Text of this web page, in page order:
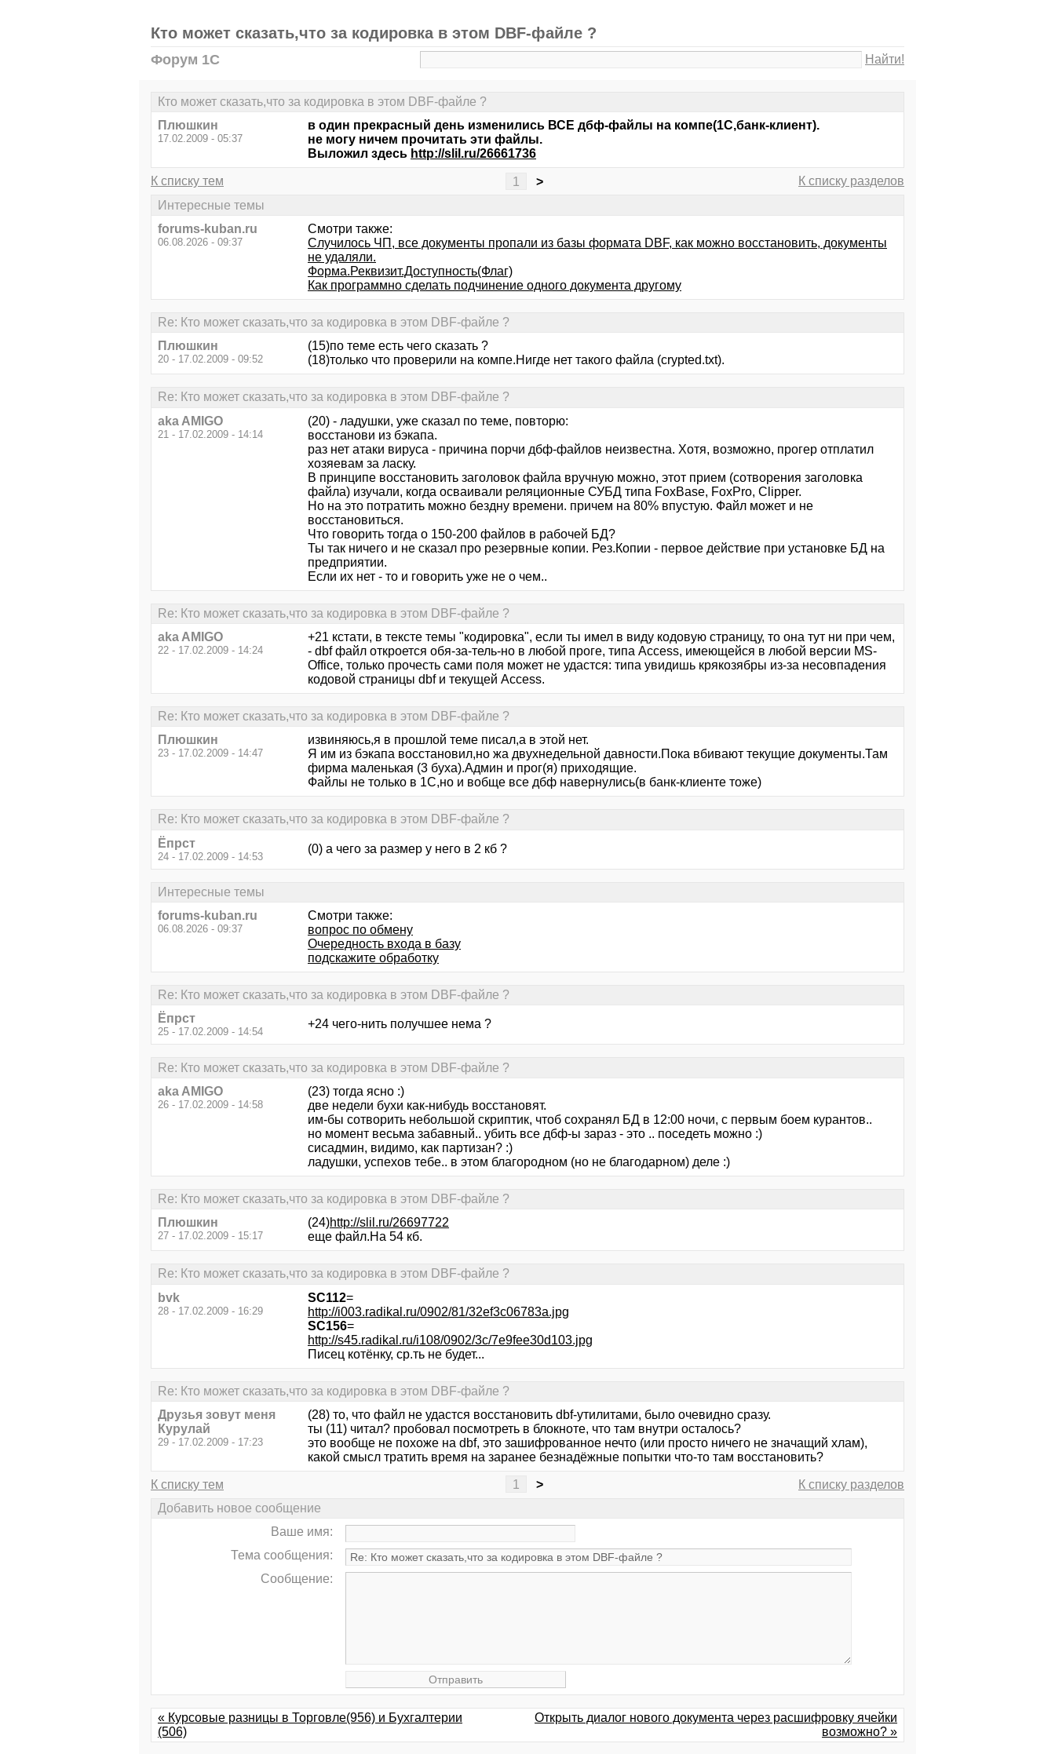
Кто может сказать,что за кодировка в этом DBF-файле ?
Форум 1С Найти!
Кто может сказать,что за кодировка в этом DBF-файле ?
Плюшкин
17.02.2009 - 05:37
в один прекрасный день изменились ВСЕ дбф-файлы на компе(1С,банк-клиент).
не могу ничем прочитать эти файлы.
Выложил здесь http://slil.ru/26661736
К списку тем 1 >
К списку разделов
Интересные темы
forums-kuban.ru
06.08.2026 - 09:37
Смотри также:
Случилось ЧП, все документы пропали из базы формата DBF, как можно восстановить, документы
не удаляли.
Форма.Реквизит.Доступность(Флаг)
Как программно сделать подчинение одного документа другому
Re: Кто может сказать,что за кодировка в этом DBF-файле ?
Плюшкин
20 - 17.02.2009 - 09:52
(15)по теме есть чего сказать ?
(18)только что проверили на компе.Нигде нет такого файла (crypted.txt).
Re: Кто может сказать,что за кодировка в этом DBF-файле ?
aka AMIGO
21 - 17.02.2009 - 14:14
(20) - ладушки, уже сказал по теме, повторю:
восстанови из бэкапа.
раз нет атаки вируса - причина порчи дбф-файлов неизвестна. Хотя, возможно, прогер отплатил
хозяевам за ласку.
В принципе восстановить заголовок файла вручную можно, этот прием (сотворения заголовка
файла) изучали, когда осваивали реляционные СУБД типа FoxBase, FoxPro, Clipper.
Но на это потратить можно бездну времени. причем на 80% впустую. Файл может и не
восстановиться.
Что говорить тогда о 150-200 файлов в рабочей БД?
Ты так ничего и не сказал про резервные копии. Рез.Копии - первое действие при установке БД на
предприятии.
Если их нет - то и говорить уже не о чем..
Re: Кто может сказать,что за кодировка в этом DBF-файле ?
aka AMIGO
22 - 17.02.2009 - 14:24
+21 кстати, в тексте темы "кодировка", если ты имел в виду кодовую страницу, то она тут ни при чем,
- dbf файл откроется обя-за-тель-но в любой проге, типа Access, имеющейся в любой версии MS-
Office, только прочесть сами поля может не удастся: типа увидишь крякозябры из-за несовпадения
кодовой страницы dbf и текущей Access.
Re: Кто может сказать,что за кодировка в этом DBF-файле ?
Плюшкин
23 - 17.02.2009 - 14:47
извиняюсь,я в прошлой теме писал,а в этой нет.
Я им из бэкапа восстановил,но жа двухнедельной давности.Пока вбивают текущие документы.Там
фирма маленькая (3 буха).Админ и прог(я) приходящие.
Файлы не только в 1С,но и вобще все дбф навернулись(в банк-клиенте тоже)
Re: Кто может сказать,что за кодировка в этом DBF-файле ?
Ёпрст
24 - 17.02.2009 - 14:53
(0) а чего за размер у него в 2 кб ?
Интересные темы
forums-kuban.ru
06.08.2026 - 09:37
Смотри также:
вопрос по обмену
Очередность входа в базу
подскажите обработку
Re: Кто может сказать,что за кодировка в этом DBF-файле ?
Ёпрст
25 - 17.02.2009 - 14:54
+24 чего-нить получшее нема ?
Re: Кто может сказать,что за кодировка в этом DBF-файле ?
aka AMIGO
26 - 17.02.2009 - 14:58
(23) тогда ясно :)
две недели бухи как-нибудь восстановят.
им-бы сотворить небольшой скриптик, чтоб сохранял БД в 12:00 ночи, с первым боем курантов..
но момент весьма забавный.. убить все дбф-ы зараз - это .. поседеть можно :)
сисадмин, видимо, как партизан? :)
ладушки, успехов тебе.. в этом благородном (но не благодарном) деле :)
Re: Кто может сказать,что за кодировка в этом DBF-файле ?
Плюшкин
27 - 17.02.2009 - 15:17
(24)http://slil.ru/26697722
еще файл.На 54 кб.
Re: Кто может сказать,что за кодировка в этом DBF-файле ?
bvk
28 - 17.02.2009 - 16:29
SC112=
http://i003.radikal.ru/0902/81/32ef3c06783a.jpg
SC156=
http://s45.radikal.ru/i108/0902/3c/7e9fee30d103.jpg
Писец котёнку, ср.ть не будет...
Re: Кто может сказать,что за кодировка в этом DBF-файле ?
Друзья зовут меня
Курулай
29 - 17.02.2009 - 17:23
(28) то, что файл не удастся восстановить dbf-утилитами, было очевидно сразу.
ты (11) читал? пробовал посмотреть в блокноте, что там внутри осталось?
это вообще не похоже на dbf, это зашифрованное нечто (или просто ничего не значащий хлам),
какой смысл тратить время на заранее безнадёжные попытки что-то там восстановить?
К списку тем 1 >
К списку разделов
Добавить новое сообщение
Ваше имя:
Тема сообщения:
Сообщение:
« Курсовые разницы в Торговле(956) и Бухгалтерии
(506)
Открыть диалог нового документа через расшифровку ячейки
возможно? »